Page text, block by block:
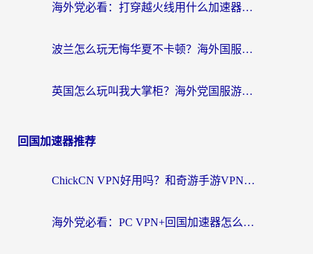
海外党必看：打穿越火线用什么加速器？解决延迟卡顿，还能玩奇妙拼图世界和第五人格
波兰怎么玩无悔华夏不卡顿？海外国服游戏加速器终极指南（附征途2萤火突击解决方案）
英国怎么玩叫我大掌柜？海外党国服游戏加速避坑指南（附实测推荐）
回国加速器推荐
ChickCN VPN好用吗？和奇游手游VPN对比哪个回国效果更好？海外党亲测实用指南
海外党必看：PC VPN+回国加速器怎么选？无缝访问国内资源全攻略